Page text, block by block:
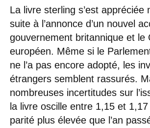
La livre sterling s’est appréciée
suite à l’annonce d’un nouvel
gouvernement britannique et le
européen. Même si le
ne l’a pas encore adopté, les
étrangers semblent rassurés.
nombreuses incertitudes sur
la livre oscille entre 1,15 et
parité plus élevée que l’an